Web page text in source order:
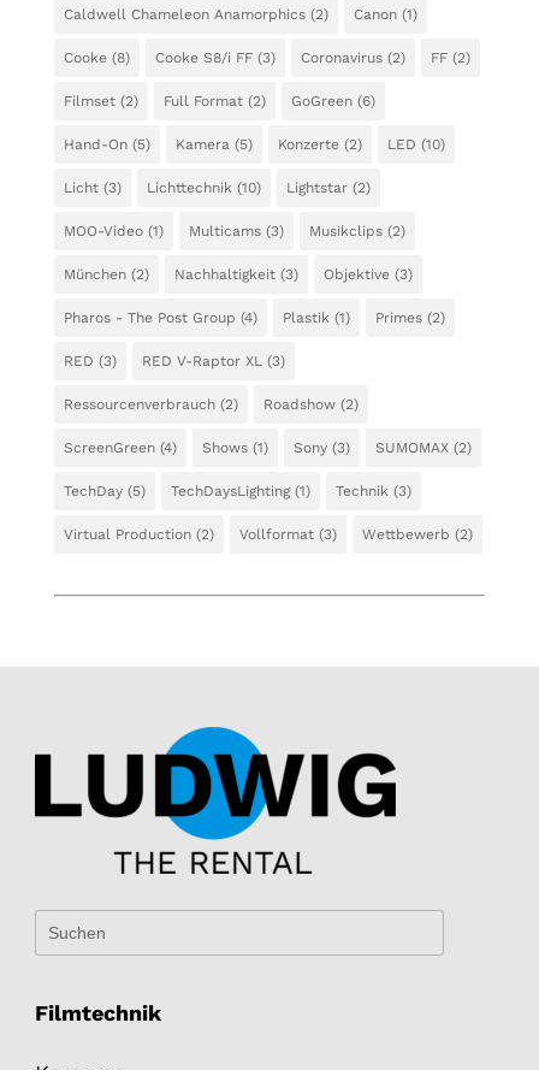
Caldwell Chameleon Anamorphics(2) Canon(1)
Cooke(8) Cooke S8/i FF(3) Coronavirus(2) FF(2)
Filmset(2) Full Format(2) GoGreen(6)
Hand-On(5) Kamera(5) Konzerte(2) LED (10)
Licht(3) Lichttechnik(10) Lightstar(2)
MOO-Video(1) Multicams(3) Musikclips(2)
München(2) Nachhaltigkeit(3) Objektive(3)
Pharos - The Post Group (4) Plastik(1) Primes(2)
RED (3) RED V-Raptor XL(3)
Ressourcenverbrauch(2) Roadshow(2)
ScreenGreen(4) Shows(1) Sony(3) SUMOMAX(2)
TechDay(5) TechDaysLighting(1) Technik(3)
Virtual Production(2) Vollformat(3) Wettbewerb (2)
Filmtechnik